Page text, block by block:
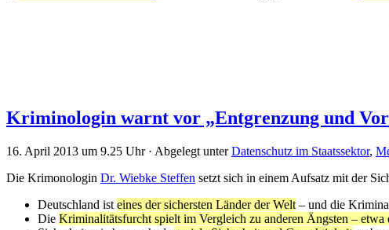
Kriminologin warnt vor „Entgrenzung und
16. April 2013 um 9.25 Uhr · Abgelegt unterDatenschutz im Staatssektor,
Die Krimonologin Dr. Wiebke Steffen setzt sich in einem Aufsatz mit der
Deutschland ist eines der sichersten Länder der Welt – und die
Die Kriminalitätsfurcht spielt im Vergleich zu anderen Ängsten –